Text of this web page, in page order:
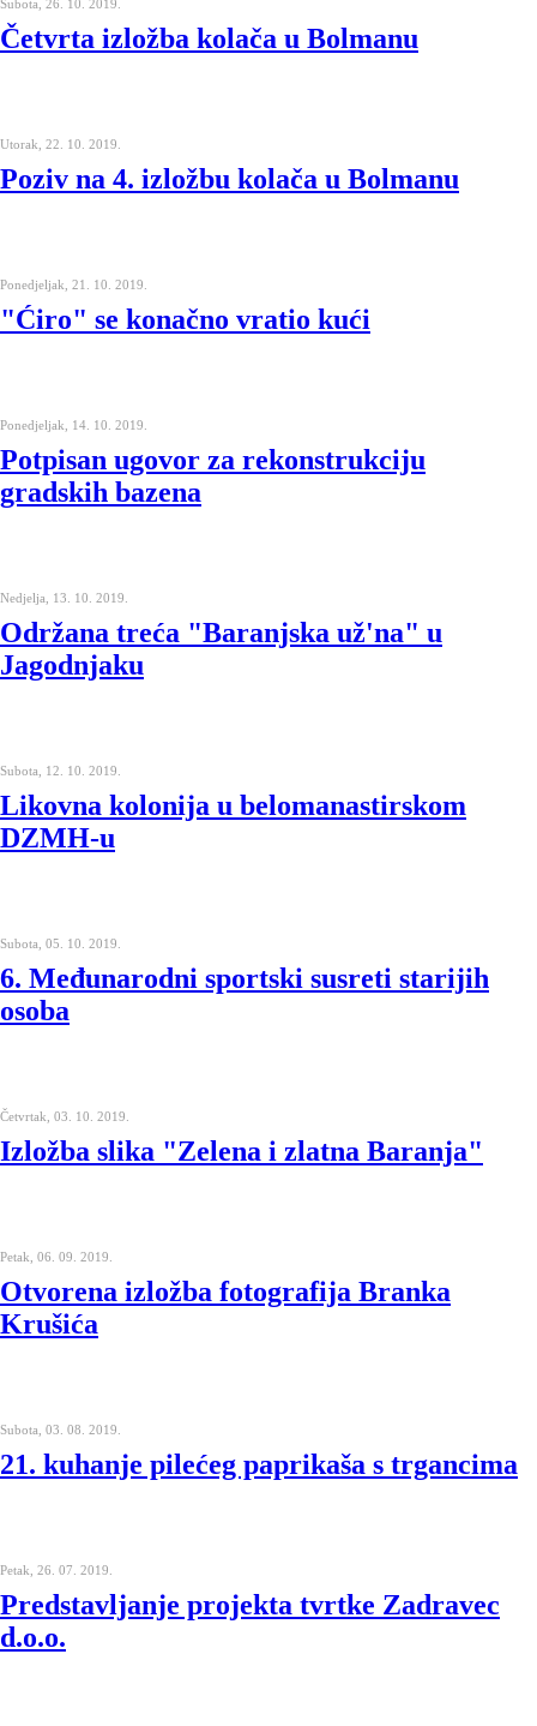
Subota, 26. 10. 2019.
Četvrta izložba kolača u Bolmanu
Utorak, 22. 10. 2019.
Poziv na 4. izložbu kolača u Bolmanu
Ponedjeljak, 21. 10. 2019.
"Ćiro" se konačno vratio kući
Ponedjeljak, 14. 10. 2019.
Potpisan ugovor za rekonstrukciju
gradskih bazena
Nedjelja, 13. 10. 2019.
Održana treća "Baranjska už'na" u
Jagodnjaku
Subota, 12. 10. 2019.
Likovna kolonija u belomanastirskom
DZMH-u
Subota, 05. 10. 2019.
6. Međunarodni sportski susreti starijih
osoba
Četvrtak, 03. 10. 2019.
Izložba slika "Zelena i zlatna Baranja"
Petak, 06. 09. 2019.
Otvorena izložba fotografija Branka
Krušića
Subota, 03. 08. 2019.
21. kuhanje pilećeg paprikaša s trgancima
Petak, 26. 07. 2019.
Predstavljanje projekta tvrtke Zadravec
d.o.o.